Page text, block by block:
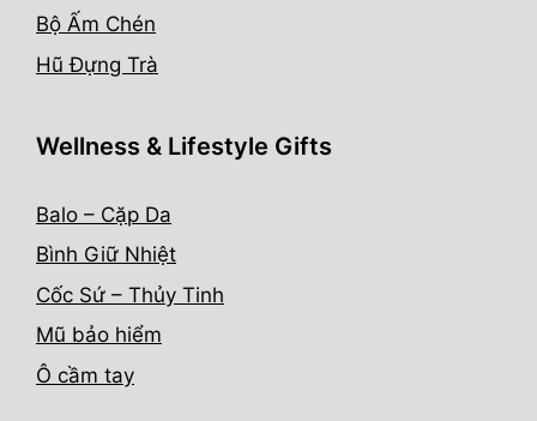
Bộ Ấm Chén
Hũ Đựng Trà
Wellness & Lifestyle Gifts
Balo – Cặp Da
Bình Giữ Nhiệt
Cốc Sứ – Thủy Tinh
Mũ bảo hiểm
Ô cầm tay